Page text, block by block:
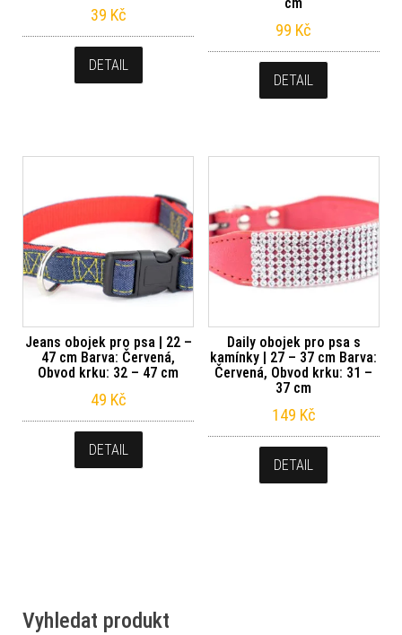
39 Kč
DETAIL
cm
99 Kč
DETAIL
Jeans obojek pro psa | 22 –
47 cm Barva: Červená,
Obvod krku: 32 – 47 cm
49 Kč
DETAIL
Daily obojek pro psa s
kamínky | 27 – 37 cm Barva:
Červená, Obvod krku: 31 –
37 cm
149 Kč
DETAIL
Vyhledat produkt